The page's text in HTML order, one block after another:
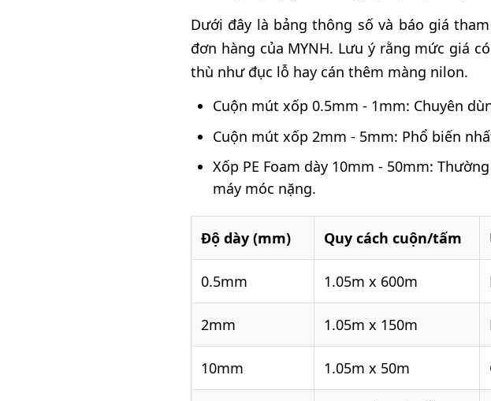
Dưới đây là bảng thông số và báo giá
đơn hàng của MYNH. Lưu ý rằng mức giá
thù như đục lỗ hay cán thêm màng nilon.
Cuộn mút xốp 0.5mm - 1mm: Chuyên
Cuộn mút xốp 2mm - 5mm: Phổ biến
Xốp PE Foam dày 10mm - 50mm:
máy móc nặng.
Độ dày (mm) Quy cách cuộn/tấm
0.5mm 1.05m x 600m
2mm 1.05m x 150m
10mm 1.05m x 50m